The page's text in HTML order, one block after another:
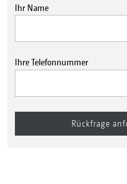
Ihr Name
Ihre Telefonnummer